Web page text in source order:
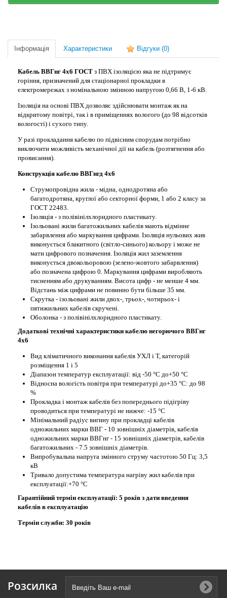
Інформація Характеристики Відгуки (0)
Кабель ВВГнг 4х6 ГОСТ з ПВХ ізоляцією яка не підтримує
горіння, призначений для стаціонарної прокладки в
електромережах з номінальною змінною напругою 0,66 В, 1-6 кВ.
Ізоляція на основі ПВХ дозволяє здійснювати монтаж як на
відкритому повітрі, так і в приміщеннях вологого (до 98 відсотків
вологості) і сухого типу.
У разі прокладання кабелю по підвісним спорудам потрібно
виключити можливість механічної дії на кабель (розтягнення або
провисання).
Конструкція кабелю ВВГнгд 4х6
Струмопровідна жила - мідна, однодротяна або
багатодротяна, круглої або секторної форми, 1 або 2 класу за
ГОСТ 22483.
Ізоляція - з полівінілхлоридного пластикату.
Ізольовані жили багатожильних кабелів мають відмінне
забарвлення або маркування цифрами. Ізоляція нульових жив
виконується блакитного (світло-синього) кольору і може не
мати цифрового позначення. Ізоляція жил заземлення
виконується двокольоровою (зелено-жовтого забарвлення)
або позначена цифрою 0. Маркування цифрами виробляють
тисненням або друкуванням. Висота цифр - не менше 4 мм.
Відстань між цифрами не повинно бути більше 35 мм.
Скрутка - ізольовані жили двох-, трьох-, чотирьох- і
пятижильних кабелів скручені.
Оболонка - з полівінілхлоридного пластикату.
Додаткові технічні характеристики кабелю негорючого ВВГнг
4х6
Вид кліматичного виконання кабелів УХЛ і Т, категорій
розміщення 1 і 5
Діапазон температур експлуатації: від -50 °С до+50 °С
Відносна вологість повітря при температурі до+35 °С: до 98
%
Прокладка і монтаж кабелів без попереднього підігріву
проводиться при температурі не нижче: -15 °С
Мінімальний радіус вигину при прокладці кабелів
одножильних марки ВВГ - 10 зовнішніх діаметрів, кабелів
одножильних марки ВВГнг - 15 зовнішніх діаметрів, кабелів
багатожильних - 7.5 зовнішніх діаметрів.
Випробувальна напруга змінного струму частотою 50 Гц: 3,5
кВ
Тривало допустима температура нагріву жил кабелів при
експлуатації:+70 °С
Гарантійний термін експлуатації: 5 років з дати введення
кабелів в експлуатацію
Термін служби: 30 років
Розсилка